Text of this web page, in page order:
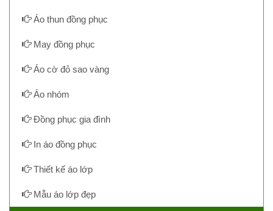
Áo thun đồng phục
May đồng phục
Áo cờ đỏ sao vàng
Áo nhóm
Đồng phục gia đình
In áo đồng phục
Thiết kế áo lớp
Mẫu áo lớp đẹp